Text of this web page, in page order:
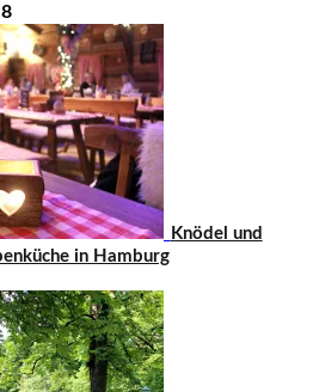
Knödel und
in Hamburg